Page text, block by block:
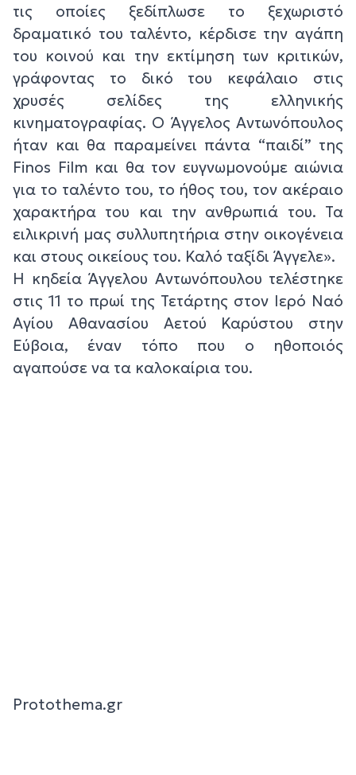
τις οποίες ξεδίπλωσε το ξεχωριστό
δραματικό του ταλέντο, κέρδισε την αγάπη
του κοινού και την εκτίμηση των κριτικών,
γράφοντας το δικό του κεφάλαιο στις
χρυσές σελίδες της ελληνικής
κινηματογραφίας. Ο Άγγελος Αντωνόπουλος
ήταν και θα παραμείνει πάντα “παιδί” της
Finos Film και θα τον ευγνωμονούμε αιώνια
για το ταλέντο του, το ήθος του, τον ακέραιο
χαρακτήρα του και την ανθρωπιά του. Τα
ειλικρινή μας συλλυπητήρια στην οικογένεια
και στους οικείους του. Καλό ταξίδι Άγγελε».
Η κηδεία Άγγελου Αντωνόπουλου τελέστηκε
στις 11 το πρωί της Τετάρτης στον Ιερό Ναό
Αγίου Αθανασίου Αετού Καρύστου στην
Εύβοια, έναν τόπο που ο ηθοποιός
αγαπούσε να τα καλοκαίρια του.
Protothema.gr